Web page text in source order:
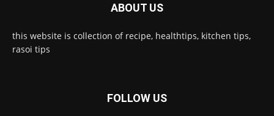
ABOUT US
this website is collection of recipe, healthtips, kitchen tips,
rasoi tips
FOLLOW US